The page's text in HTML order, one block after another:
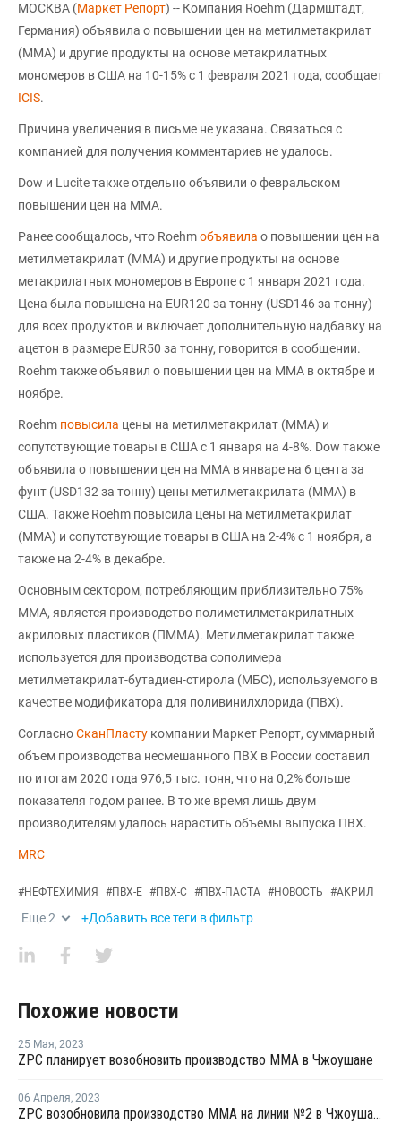
МОСКВА (Маркет Репорт) -- Компания Roеhm (Дармштадт,
Германия) объявила о повышении цен на метилметакрилат
(ММА) и другие продукты на основе метакрилатных
мономеров в США на 10-15% с 1 февраля 2021 года, сообщает
ICIS.
Причина увеличения в письме не указана. Связаться с
компанией для получения комментариев не удалось.
Dow и Lucite также отдельно объявили о февральском
повышении цен на ММА.
Ранее сообщалось, что Roеhmобъявила о повышении цен на
метилметакрилат (ММА) и другие продукты на основе
метакрилатных мономеров в Европе с 1 января 2021 года.
Цена была повышена на EUR120 за тонну (USD146 за тонну)
для всех продуктов и включает дополнительную надбавку на
ацетон в размере EUR50 за тонну, говорится в сообщении.
Roеhm также объявил о повышении цен на ММА в октябре и
ноябре.
Roehm повысила цены на метилметакрилат (ММА) и
сопутствующие товары в США с 1 января на 4-8%. Dow также
объявила о повышении цен на ММА в январе на 6 цента за
фунт (USD132 за тонну) цены метилметакрилата (MMA) в
США. Также Roehm повысила цены на метилметакрилат
(ММА) и сопутствующие товары в США на 2-4% с 1 ноября, а
также на 2-4% в декабре.
Основным сектором, потребляющим приблизительно 75%
ММА, является производство полиметилметакрилатных
акриловых пластиков (ПММА). Метилметакрилат также
используется для производства сополимера
метилметакрилат-бутадиен-стирола (МБС), используемого в
качестве модификатора для поливинилхлорида (ПВХ).
СогласноСканПласту компании Маркет Репорт, суммарный
объем производства несмешанного ПВХ в России составил
по итогам 2020 года 976,5 тыс. тонн, что на 0,2% больше
показателя годом ранее. В то же время лишь двум
производителям удалось нарастить объемы выпуска ПВХ.
MRC
#НЕФТЕХИМИЯ #ПВХ-Е #ПВХ-С #ПВХ-ПАСТА #НОВОСТЬ #АКРИЛ
Еще2 +Добавить все теги в фильтр
Похожие новости
25 Мая, 2023
ZPC планирует возобновить производство ММА в Чжоушане
06 Апреля, 2023
ZPC возобновила производство ММА на линии №2 в Чжоушане